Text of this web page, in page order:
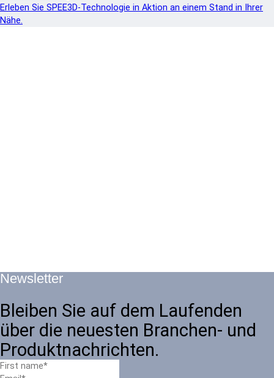
Erleben Sie SPEE3D-Technologie in Aktion an einem Stand in Ihrer
Nähe.
Newsletter
Bleiben Sie auf dem Laufenden
über die neuesten Branchen- und
Produktnachrichten.